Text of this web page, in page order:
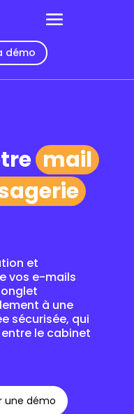
démo
mail
et
vos e-mails
à une
sécurisée, qui
le cabinet
une démo